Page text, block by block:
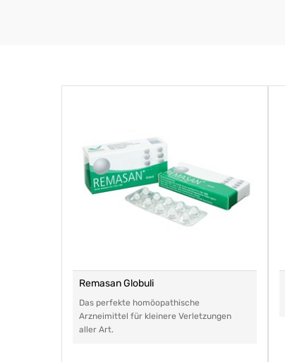
Remasan Globuli
Das perfekte homöopathische
Arzneimittel für kleinere Verletzungen
aller Art.